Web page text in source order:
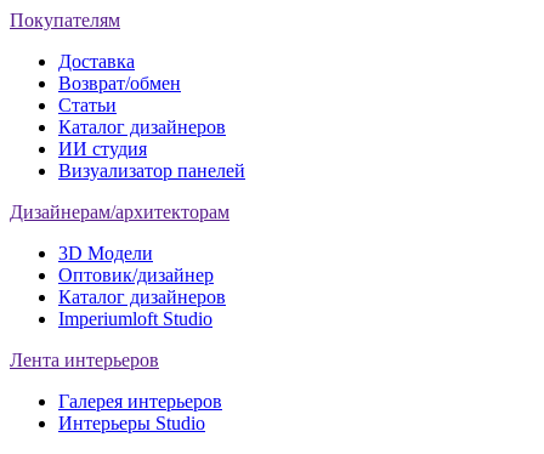
Покупателям
Доставка
Возврат/обмен
Статьи
Каталог дизайнеров
ИИ студия
Визуализатор панелей
Дизайнерам/архитекторам
3D Модели
Оптовик/дизайнер
Каталог дизайнеров
Imperiumloft Studio
Лента интерьеров
Галерея интерьеров
Интерьеры Studio